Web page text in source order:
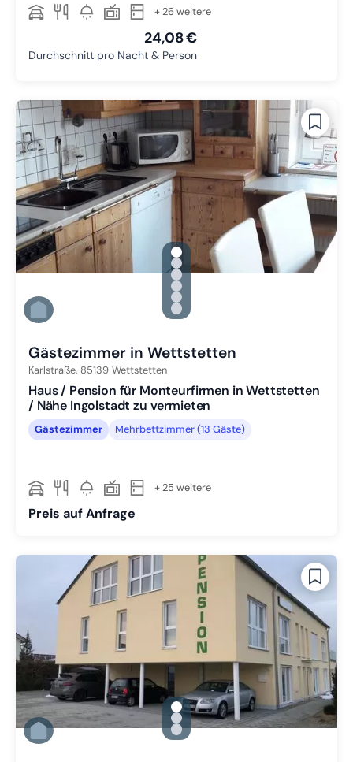
+ 26 weitere
24,08 €
Durchschnitt pro Nacht & Person
gallery.slide_selector
Zu Slide 1 wechseln
Zu Slide 2 wechseln
Zu Slide 3 wechseln
Zu Slide 4 wechseln
Zu Slide 5 wechseln
Zu Slide 6 wechseln
Gästezimmer in Wettstetten
Karlstraße, 85139 Wettstetten
Haus / Pension für Monteurfirmen in Wettstetten
/ Nähe Ingolstadt zu vermieten
Gästezimmer Mehrbettzimmer (13 Gäste)
+ 25 weitere
Preis auf Anfrage
gallery.slide_selector
Zu Slide 1 wechseln
Zu Slide 2 wechseln
Zu Slide 3 wechseln